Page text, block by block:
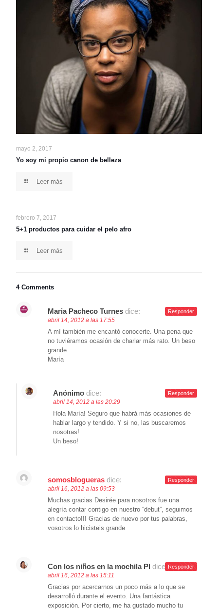
mayo 2, 2017
Yo soy mi propio canon de belleza
Leer más
febrero 7, 2017
5+1 productos para cuidar el pelo afro
Leer más
4 Comments
Maria Pacheco Turnes dice:
abril 14, 2012 a las 17:55
A mí también me encantó conocerte. Una pena que
no tuviéramos ocasión de charlar más rato. Un beso
grande.
María
Responder
Anónimo dice:
abril 14, 2012 a las 20:29
Hola María! Seguro que habrá más ocasiones de
hablar largo y tendido. Y si no, las buscaremos
nosotras!
Un beso!
Responder
somosblogueras dice:
abril 16, 2012 a las 09:53
Muchas gracias Desirée para nosotros fue una
alegría contar contigo en nuestro “debut”, seguimos
en contacto!!! Gracias de nuevo por tus palabras,
vosotros lo hicisteis grande
Responder
Con los niños en la mochila Pl dice:
abril 16, 2012 a las 15:11
Gracias por acercarnos un poco más a lo que se
desarrolló durante el evento. Una fantástica
exposición. Por cierto, me ha gustado mucho tu
Responder